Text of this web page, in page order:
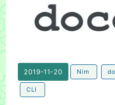
2019-11-20 Nim
CLI